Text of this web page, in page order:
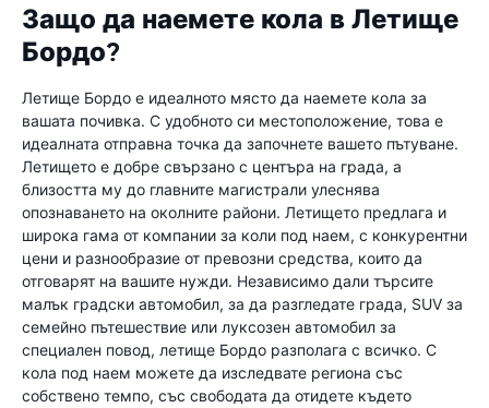
Защо да наемете кола в Летище
Бордо?
Летище Бордо е идеалното място да наемете кола за
вашата почивка. С удобното си местоположение, това е
идеалната отправна точка да започнете вашето пътуване.
Летището е добре свързано с центъра на града, а
близостта му до главните магистрали улеснява
опознаването на околните райони. Летището предлага и
широка гама от компании за коли под наем, с конкурентни
цени и разнообразие от превозни средства, които да
отговарят на вашите нужди. Независимо дали търсите
малък градски автомобил, за да разгледате града, SUV за
семейно пътешествие или луксозен автомобил за
специален повод, летище Бордо разполага с всичко. С
кола под наем можете да изследвате региона със
собствено темпо, със свободата да отидете където